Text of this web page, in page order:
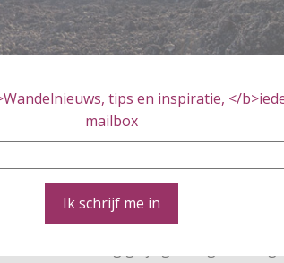
tips en inspiratie, </
mailbox
Ik schrijf me in
Chinyero en weer terug is uitermate
van de dag kan je er nog steeds
de wandeling ga je gestaag omhoog,